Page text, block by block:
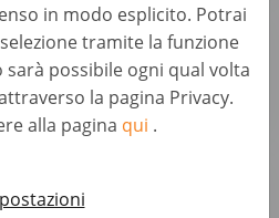
in modo esplicito. Potrai
tramite la funzione
possibile ogni qual volta
la pagina Privacy.
alla pagina qui .
mit KFZ-
Germany, Blankenfelde-Mahlow